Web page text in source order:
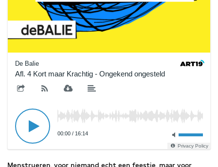
De Balie
Afl. 4 Kort maar Krachtig - Ongekend ongesteld
00:00 / 16:14
Privacy Policy
Menstrueren, voor niemand echt een feestje, maar voor